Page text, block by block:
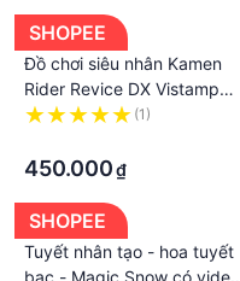
SHOPEE
Đồ chơi siêu nhân Kamen
Rider Revice DX Vistamp
Selection 04
(1)
450.000₫
SHOPEE
Tuyết nhân tạo - hoa tuyết
bạc - Magic Snow có video